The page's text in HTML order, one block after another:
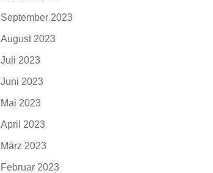
September 2023
August 2023
Juli 2023
Juni 2023
Mai 2023
April 2023
März 2023
Februar 2023